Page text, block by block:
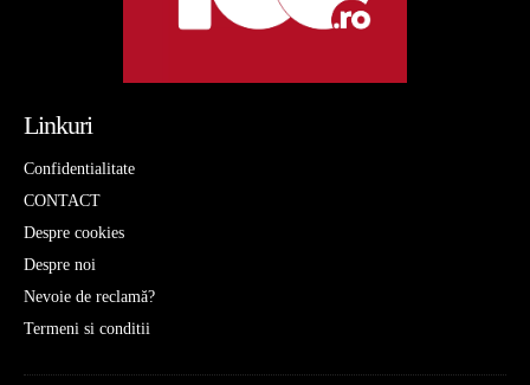
Linkuri
Confidentialitate
CONTACT
Despre cookies
Despre noi
Nevoie de reclamă?
Termeni si conditii